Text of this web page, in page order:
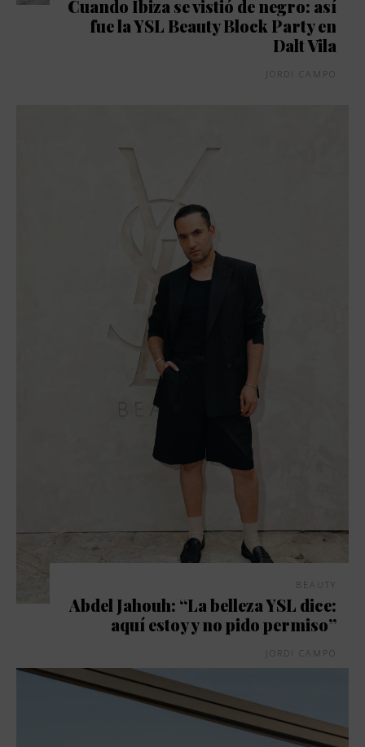
Cuando Ibiza se vistió de negro: así
fue la YSL Beauty Block Party en
Dalt Vila
JORDI CAMPO
BEAUTY
Abdel Jahouh: “La belleza YSL dice:
aquí estoy y no pido permiso”
JORDI CAMPO